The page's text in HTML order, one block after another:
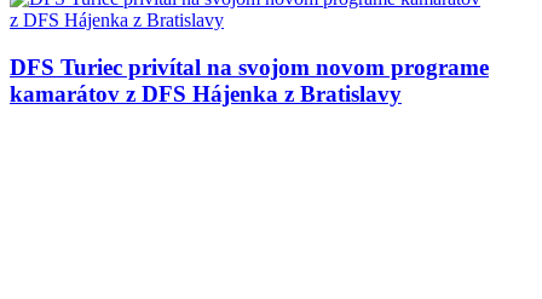
DFS Turiec privítal na svojom novom programe
kamarátov z DFS Hájenka z Bratislavy